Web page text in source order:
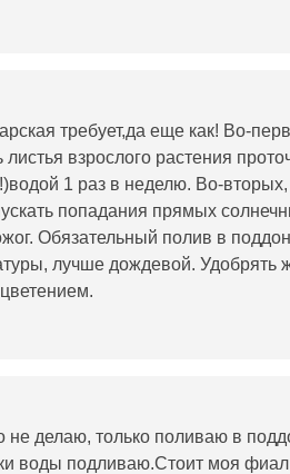
требует,да еще как! Во-
взрослого растения
1 раз в неделю. Во-
попадания прямых
Обязательный полив в
лучше дождевой. Удобрять
не делаю, только поливаю в
воды подливаю.Стоит моя